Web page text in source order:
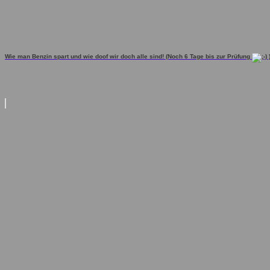
Wie man Benzin spart und wie doof wir doch alle sind! (Noch 6 Tage bis zur Prüfung )